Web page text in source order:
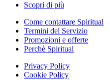
Scopri di più
Come contattare Spiritual
Termini del Servizio
Promozioni e offerte
Perchè Spiritual
Privacy Policy
Cookie Policy